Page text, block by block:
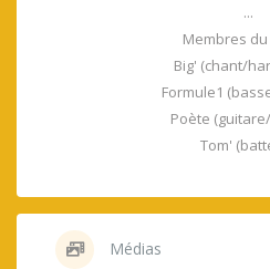
...
Membres
Big' (chant/
Formule1
Poète
Tom'
Médias